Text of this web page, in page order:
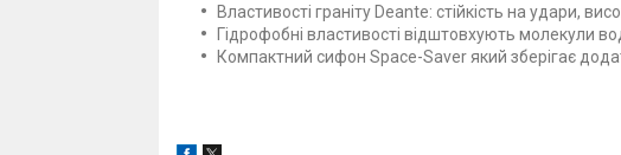
Властивості граніту Deante: стійкість на удари,
Гідрофобні властивості відштовхують молекули
Компактний сифон Space-Saver який зберігає